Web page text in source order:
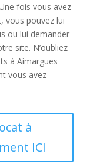
fois vous avez
vous pouvez lui
ou lui demander
site. N’oubliez
à Aimargues
vous avez
à
ICI